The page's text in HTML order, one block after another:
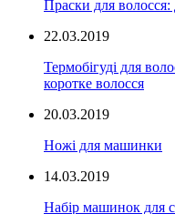
Праски для волосся:
22.03.2019
Термобігуді для
коротке волосся
20.03.2019
Ножі для машинки
14.03.2019
Набір машинок для